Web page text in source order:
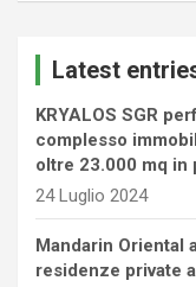
Latest
KRYALOS SGR
complesso
oltre 23.000 mq in
24 Luglio 2024
Mandarin Oriental
residenze private